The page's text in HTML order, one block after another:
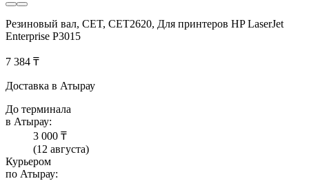
Резиновый вал, CET, CET2620, Для принтеров HP LaserJet
Enterprise P3015
7 384 ₸
Доставка в Атырау
До терминала
в Атырау:
3 000 ₸
(12 августа)
Курьером
по Атырау: